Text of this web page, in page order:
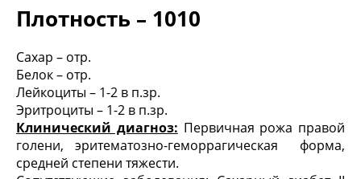
Плотность – 1010
Сахар – отр.
Белок – отр.
Лейкоциты – 1-2 в п.зр.
Эритроциты – 1-2 в п.зр.
Клинический диагноз: Первичная рожа правой
голени, эритематозно-геморрагическая форма,
средней степени тяжести.